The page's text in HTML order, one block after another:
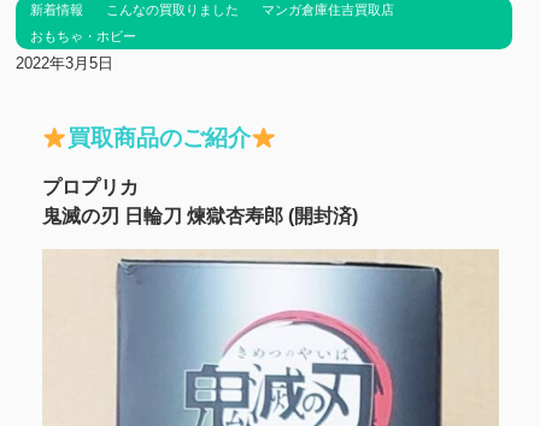
新着情報 こんなの買取りました
マンガ倉庫住吉買取店
おもちゃ・ホビー
2022年3月5日
買取商品のご紹介
プロプリカ
鬼滅の刃 日輪刀 煉獄杏寿郎 (開封済)